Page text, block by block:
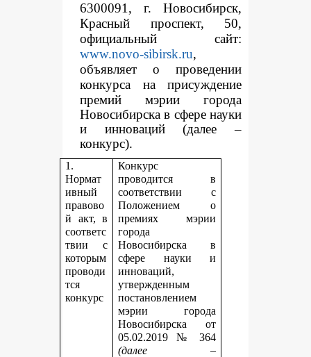
6300091, г. Новосибирск,
Красный проспект, 50,
официальный сайт:
www.novo-sibirsk.ru,
объявляет о проведении
конкурса на присуждение
премий мэрии города
Новосибирска в сфере науки
и инноваций (далее –
конкурс).
1.
Нормат
ивный
правово
й акт, в
соответс
твии с
которым
проводи
тся
конкурс
Конкурс
проводится в
соответствии с
Положением о
премиях мэрии
города
Новосибирска в
сфере науки и
инноваций,
утвержденным
постановлением
мэрии города
Новосибирска от
05.02.2019 № 364
(далее –